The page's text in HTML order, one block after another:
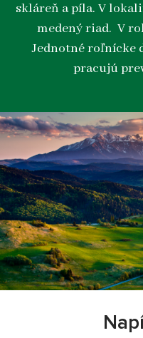
skláreň a píla. V
medený riad. V
Jednotné roľnícke
pracujú